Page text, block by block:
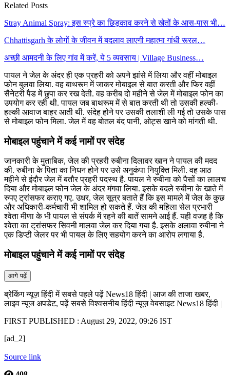
Related Posts
Stray Animal Spray: इस स्प्रे का छिड़काव करने से खेतों के आस-पास भी…
Chhattisgarh के लोगों के जीवन में बदलाव लाएगी महात्मा गांधी रूरल…
अच्छी आमदनी के लिए गांव में करें, ये 5 व्यवसाय | Village Business…
पायल ने जेल के अंदर ही एक प्रहरी को अपने झांसे में लिया और वहीं मोबाइल
फोन बुलवा लिया. वह बाथरूम में जाकर मोबाइल से बात करती और फिर वहीं
सैनेटरी पैड में छुपा कर रख देती. वह करीब दो महीने से जेल में मोबाइल फोन का
उपयोग कर रही थी. पायल जब बाथरूम में से बात करती थी तो उसकी हल्की-
हल्की आवाज बाहर आती थी. संदेह होने पर उसकी तलाशी ली गई तो उसके पास
से मोबाइल फोन मिला. जेल में वह बोतल बंद पानी, ओट्स खाने को मांगती थी.
मोबाइल पहुंचाने में कई नामों पर संदेह
जानकारी के मुताबिक, जेल की प्रहरी रुबीना दिलावर खान ने पायल की मदद
की. रुबीना के पिता का निधन होने पर उसे अनुकंपा नियुक्ति मिली. वह आठ
महीने से इंदौर जेल में बतौर प्रहरी पदस्थ है. पायल ने रुबीना को पैसों का लालच
दिया और मोबाइल फोन जेल के अंदर मंगवा लिया. इसके बदले रुबीना के खाते में
रुपए ट्रांसफर कराए गए. उधर, जेल सूत्र बताते हैं कि इस मामले में जेल के कुछ
और अधिकारी-कर्मचारी भी शामिल हो सकते हैं. जेल की महिला सेल प्रभारी
श्वेता मीणा के भी पायल से संपर्क में रहने की बातें सामने आई हैं. यही वजह है कि
श्वेता का ट्रांसफर सिवनी मालवा जेल कर दिया गया है. इसके अलावा रुबीना ने
एक डिप्टी जेलर पर भी पायल के लिए सहयोग करने का आरोप लगाया है.
मोबाइल पहुंचाने में कई नामों पर संदेह
आगे पढ़ें
ब्रेकिंग न्यूज़ हिंदी में सबसे पहले पढ़ें News18 हिंदी | आज की ताजा खबर,
लाइव न्यूज अपडेट, पढ़ें सबसे विश्वसनीय हिंदी न्यूज़ वेबसाइट News18 हिंदी |
FIRST PUBLISHED : August 29, 2022, 09:26 IST
[ad_2]
Source link